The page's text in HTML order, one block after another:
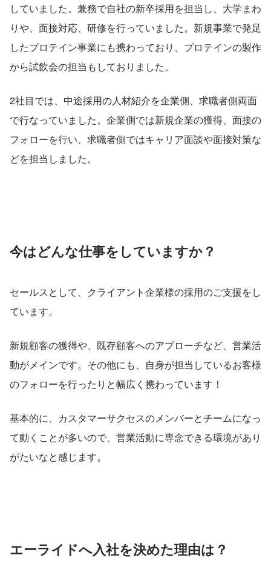
していました。兼務で自社の新卒採用を担当し、大学まわ
りや、面接対応、研修を行っていました。新規事業で発足
したプロテイン事業にも携わっており、プロテインの製作
から試飲会の担当もしておりました。
2社目では、中途採用の人材紹介を企業側、求職者側両面
で行なっていました。企業側では新規企業の獲得、面接の
フォローを行い、求職者側ではキャリア面談や面接対策な
どを担当しました。
今はどんな仕事をしていますか？
セールスとして、クライアント企業様の採用のご支援をし
ています。
新規顧客の獲得や、既存顧客へのアプローチなど、営業活
動がメインです。その他にも、自身が担当しているお客様
のフォローを行ったりと幅広く携わっています！
基本的に、カスタマーサクセスのメンバーとチームになっ
て動くことが多いので、営業活動に専念できる環境があり
がたいなと感じます。
エーライドへ入社を決めた理由は？